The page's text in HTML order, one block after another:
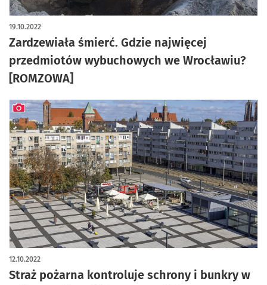
Zardzewiała śmierć. Gdzie najwięcej
przedmiotów wybuchowych we Wrocławiu?
[ROMZOWA]
19.10.2022
artykuł z galerią zdjęć
Straż pożarna kontroluje schrony i bunkry w
12.10.2022
artykuł z galerią zdjęć